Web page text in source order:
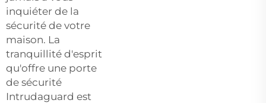
inquiéter de la
sécurité de votre
maison. La
tranquillité d'esprit
qu'offre une porte
de sécurité
Intrudaguard est